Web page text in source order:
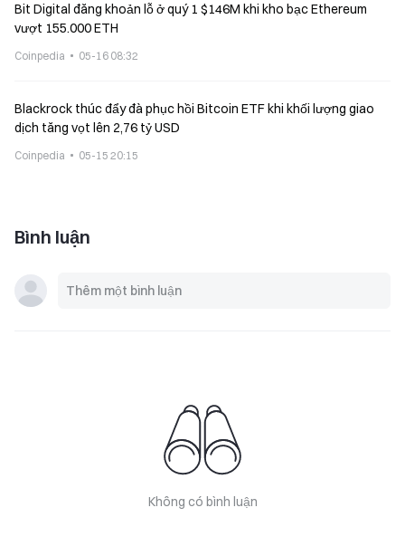
Bit Digital đăng khoản lỗ ở quý 1 $146M khi kho bạc Ethereum
vượt 155.000 ETH
Coinpedia 05-16 08:32
Blackrock thúc đẩy đà phục hồi Bitcoin ETF khi khối lượng giao
dịch tăng vọt lên 2,76 tỷ USD
Coinpedia 05-15 20:15
Bình luận
Không có bình luận